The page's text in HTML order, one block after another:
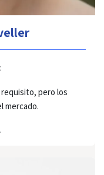
pero los
mercado.